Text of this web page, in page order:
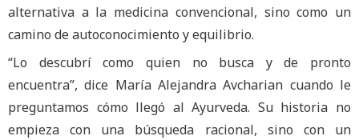
alternativa a la medicina convencional, sino como un
camino de autoconocimiento y equilibrio.
“Lo descubrí como quien no busca y de pronto
encuentra”, dice María Alejandra Avcharian cuando le
preguntamos cómo llegó al Ayurveda. Su historia no
empieza con una búsqueda racional, sino con un